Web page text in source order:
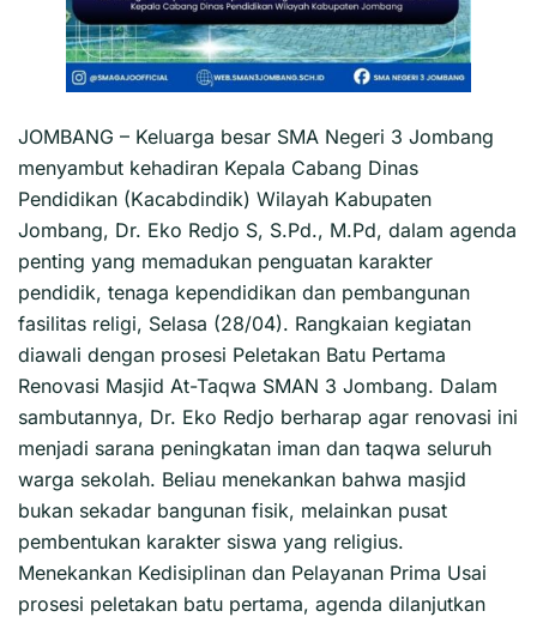
JOMBANG – Keluarga besar SMA Negeri 3 Jombang
menyambut kehadiran Kepala Cabang Dinas
Pendidikan (Kacabdindik) Wilayah Kabupaten
Jombang, Dr. Eko Redjo S, S.Pd., M.Pd, dalam agenda
penting yang memadukan penguatan karakter
pendidik, tenaga kependidikan dan pembangunan
fasilitas religi, Selasa (28/04). Rangkaian kegiatan
diawali dengan prosesi Peletakan Batu Pertama
Renovasi Masjid At-Taqwa SMAN 3 Jombang. Dalam
sambutannya, Dr. Eko Redjo berharap agar renovasi ini
menjadi sarana peningkatan iman dan taqwa seluruh
warga sekolah. Beliau menekankan bahwa masjid
bukan sekadar bangunan fisik, melainkan pusat
pembentukan karakter siswa yang religius.
Menekankan Kedisiplinan dan Pelayanan Prima Usai
prosesi peletakan batu pertama, agenda dilanjutkan